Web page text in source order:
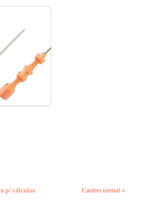
p/ cálculos Catéter uretral »